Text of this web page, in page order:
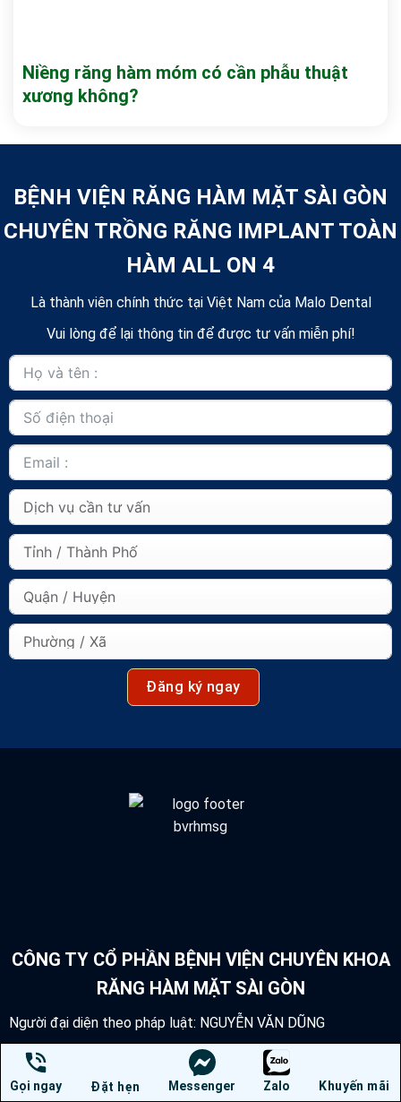
Niềng răng hàm móm có cần phẫu thuật
xương không?
BỆNH VIỆN RĂNG HÀM MẶT SÀI GÒN
CHUYÊN TRỒNG RĂNG IMPLANT TOÀN
HÀM ALL ON 4
Là thành viên chính thức tại Việt Nam của Malo Dental
Vui lòng để lại thông tin để được tư vấn miễn phí!
Đăng ký ngay
CÔNG TY CỔ PHẦN BỆNH VIỆN CHUYÊN KHOA
RĂNG HÀM MẶT SÀI GÒN
Người đại diện theo pháp luật: NGUYỄN VĂN DŨNG
1256 - 1258 Võ Văn Kiệt, Phường Chợ Lớn, Thành Phố Hồ
Chí Minh, Việt Nam
Gọi ngay Đặt hẹn Messenger Zalo Khuyến mãi